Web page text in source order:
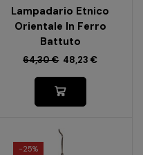
Lampadario Etnico
Orientale In Ferro
Battuto
64,30€ 48,23€
-25%